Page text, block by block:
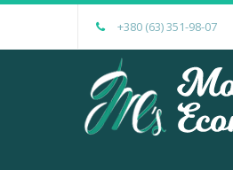
+380 (63) 351-98-07